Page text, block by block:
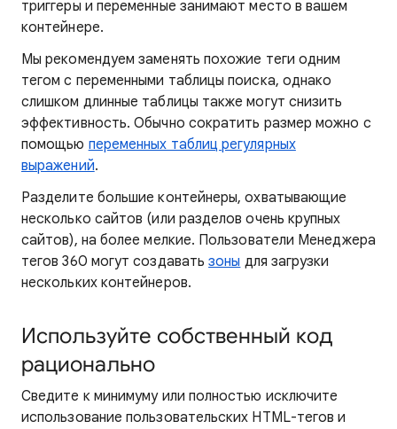
триггеры и переменные занимают место в вашем
контейнере.
Мы рекомендуем заменять похожие теги одним
тегом с переменными таблицы поиска, однако
слишком длинные таблицы также могут снизить
эффективность. Обычно сократить размер можно с
помощью переменных таблиц регулярных
выражений.
Разделите большие контейнеры, охватывающие
несколько сайтов (или разделов очень крупных
сайтов), на более мелкие. Пользователи Менеджера
тегов 360 могут создаватьзоны для загрузки
нескольких контейнеров.
Используйте собственный код
рационально
Сведите к минимуму или полностью исключите
использование пользовательских HTML-тегов и